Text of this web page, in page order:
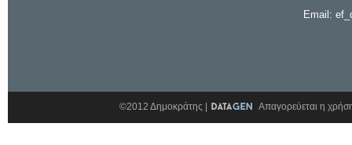
Email:
©2012 Δημοκράτης | Απαγορεύεται η